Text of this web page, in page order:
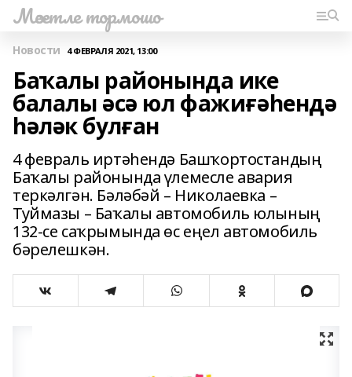
Мәсетле тормошо
Новости 4 ФЕВРАЛЯ 2021, 13:00
Баҡалы районында ике
балалы әсә юл фажиғәһендә
һәләк булған
4 февраль иртәһендә Башҡортостандың
Баҡалы районында үлемесле авария
теркәлгән. Бәләбәй – Николаевка –
Туймазы – Баҡалы автомобиль юлының
132-се саҡрымында өс еңел автомобиль
бәрелешкән.